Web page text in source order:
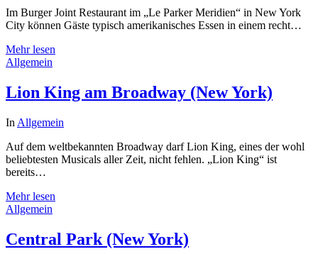
Im Burger Joint Restaurant im „Le Parker Meridien“ in New York
City können Gäste typisch amerikanisches Essen in einem recht…
Mehr lesen
Allgemein
Lion King am Broadway (New York)
In Allgemein
Auf dem weltbekannten Broadway darf Lion King, eines der wohl
beliebtesten Musicals aller Zeit, nicht fehlen. „Lion King“ ist
bereits…
Mehr lesen
Allgemein
Central Park (New York)